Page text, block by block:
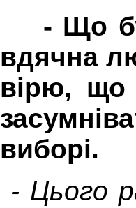
- Що
вдячна
вірю, що
виборі.
- Цього